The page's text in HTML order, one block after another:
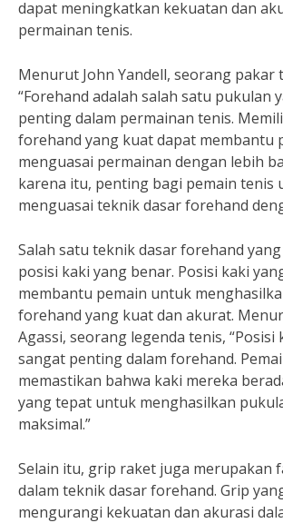
dapat meningkatkan kekuatan dan
permainan tenis.
Menurut John Yandell, seorang pakar
“Forehand adalah salah satu pukulan
penting dalam permainan tenis.
forehand yang kuat dapat membantu
menguasai permainan dengan lebih
karena itu, penting bagi pemain tenis
menguasai teknik dasar forehand
Salah satu teknik dasar forehand
posisi kaki yang benar. Posisi kaki
membantu pemain untuk
forehand yang kuat dan akurat.
Agassi, seorang legenda tenis,
sangat penting dalam forehand.
memastikan bahwa kaki mereka
yang tepat untuk menghasilkan
maksimal.”
Selain itu, grip raket juga merupakan
dalam teknik dasar forehand. Grip
mengurangi kekuatan dan akurasi